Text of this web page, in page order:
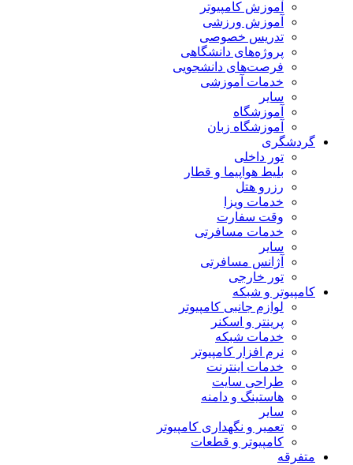
آموزش کامپیوتر
آموزش ورزشی
تدریس خصوصی
پروژه‌های دانشگاهی
فرصت‌های دانشجویی
خدمات آموزشی
سایر
آموزشگاه
آموزشگاه زبان
گردشگری
تور داخلی
بلیط هواپیما و قطار
رزرو هتل
خدمات ویزا
وقت سفارت
خدمات مسافرتی
سایر
آژانس مسافرتی
تور خارجی
کامپیوتر و شبکه
لوازم جانبی کامپیوتر
پرینتر و اسکنر
خدمات شبکه
نرم افزار کامپیوتر
خدمات اینترنت
طراحی سایت
هاستینگ و دامنه
سایر
تعمیر و نگهداری کامپیوتر
کامپیوتر و قطعات
متفرقه